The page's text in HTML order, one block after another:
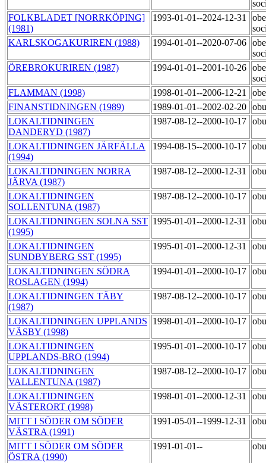
FOLKBLADET [NORRKÖPING]
(1981)
1993-01-01--2024-12-31
KARLSKOGAKURIREN (1988)
1994-01-01--2020-07-06
ÖREBROKURIREN (1987)
1994-01-01--2001-10-26
FLAMMAN (1998)
1998-01-01--2006-12-21
FINANSTIDNINGEN (1989)
1989-01-01--2002-02-20
LOKALTIDNINGEN
DANDERYD (1987)
1987-08-12--2000-10-17
LOKALTIDNINGEN JÄRFÄLLA
(1994)
1994-08-15--2000-10-17
LOKALTIDNINGEN NORRA
JÄRVA (1987)
1987-08-12--2000-12-31
LOKALTIDNINGEN
SOLLENTUNA (1987)
1987-08-12--2000-10-17
LOKALTIDNINGEN SOLNA SST
(1995)
1995-01-01--2000-12-31
LOKALTIDNINGEN
SUNDBYBERG SST (1995)
1995-01-01--2000-12-31
LOKALTIDNINGEN SÖDRA
ROSLAGEN (1994)
1994-01-01--2000-10-17
LOKALTIDNINGEN TÄBY
(1987)
1987-08-12--2000-10-17
LOKALTIDNINGEN UPPLANDS
VÄSBY (1998)
1998-01-01--2000-10-17
LOKALTIDNINGEN
UPPLANDS-BRO (1994)
1995-01-01--2000-10-17
LOKALTIDNINGEN
VALLENTUNA (1987)
1987-08-12--2000-10-17
LOKALTIDNINGEN
VÄSTERORT (1998)
1998-01-01--2000-12-31
MITT I SÖDER OM SÖDER
VÄSTRA (1991)
1991-05-01--1999-12-31
MITT I SÖDER OM SÖDER
ÖSTRA (1990)
1991-01-01--